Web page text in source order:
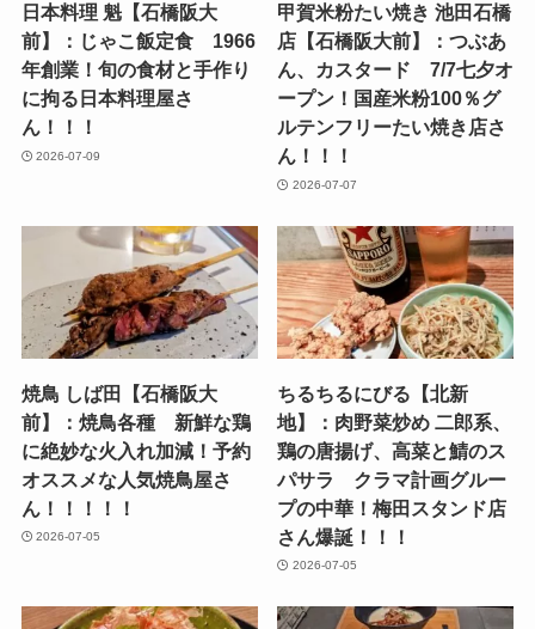
日本料理 魁【石橋阪大
前】：じゃこ飯定食 1966
年創業！旬の食材と手作り
に拘る日本料理屋さ
ん！！！
2026-07-09
甲賀米粉たい焼き 池田石橋
店【石橋阪大前】：つぶあ
ん、カスタード 7/7七夕オ
ープン！国産米粉100％グ
ルテンフリーたい焼き店さ
ん！！！
2026-07-07
焼鳥 しば田【石橋阪大
前】：焼鳥各種 新鮮な鶏
に絶妙な火入れ加減！予約
オススメな人気焼鳥屋さ
ん！！！！！
2026-07-05
ちるちるにびる【北新
地】：肉野菜炒め 二郎系、
鶏の唐揚げ、高菜と鯖のス
パサラ クラマ計画グルー
プの中華！梅田スタンド店
さん爆誕！！！
2026-07-05